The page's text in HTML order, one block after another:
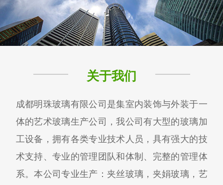
关于我们
成都明珠玻璃有限公司是集室内装饰与外装于一
体的艺术玻璃生产公司，我公司有大型的玻璃加
工设备，拥有各类专业技术人员，具有强大的技
术支持、专业的管理团队和体制、完整的管理体
系。本公司专业生产：夹丝玻璃，夹娟玻璃，艺